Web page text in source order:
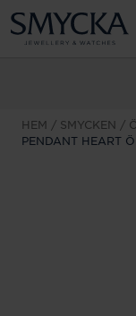
HEM SMYCKEN
PENDANT HEART